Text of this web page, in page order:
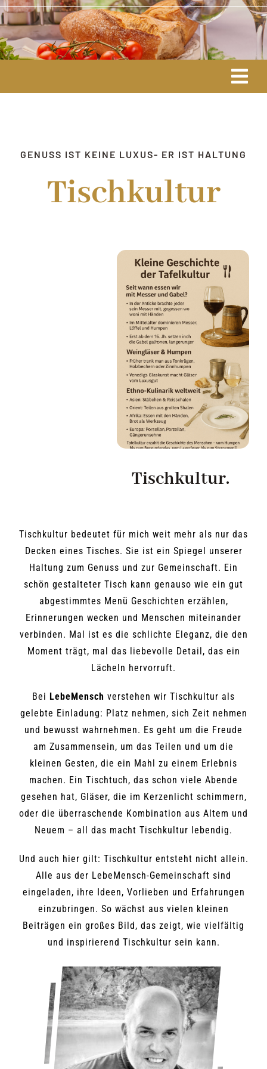
Skip
to
content
ESSEN & TRINKEN
RITUALE & LEBENSART
GENUSS IST KEINE LUXUS- ER IST HALTUNG
Tischkultur
Tischkultur bedeutet für mich weit mehr als nur das
Decken eines Tisches. Sie ist ein Spiegel unserer
Haltung zum Genuss und zur Gemeinschaft. Ein
schön gestalteter Tisch kann genauso wie ein gut
abgestimmtes Menü Geschichten erzählen,
Erinnerungen wecken und Menschen miteinander
verbinden. Mal ist es die schlichte Eleganz, die den
Moment trägt, mal das liebevolle Detail, das ein
Lächeln hervorruft.
Bei LebeMensch verstehen wir Tischkultur als
gelebte Einladung: Platz nehmen, sich Zeit nehmen
und bewusst wahrnehmen. Es geht um die Freude
am Zusammensein, um das Teilen und um die
kleinen Gesten, die ein Mahl zu einem Erlebnis
machen. Ein Tischtuch, das schon viele Abende
gesehen hat, Gläser, die im Kerzenlicht schimmern,
oder die überraschende Kombination aus Altem und
Neuem – all das macht Tischkultur lebendig.
Und auch hier gilt: Tischkultur entsteht nicht allein.
Alle aus der LebeMensch-Gemeinschaft sind
eingeladen, ihre Ideen, Vorlieben und Erfahrungen
einzubringen. So wächst aus vielen kleinen
Beiträgen ein großes Bild, das zeigt, wie vielfältig
und inspirierend Tischkultur sein kann.
Tischkultur.